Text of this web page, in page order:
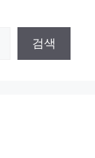
검색